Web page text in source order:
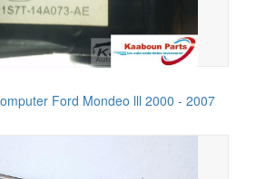
Ford Mondeo lll 2000 - 2007